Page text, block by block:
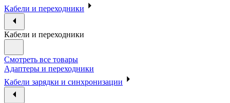
Кабели и переходники
Кабели и переходники
Смотреть все товары
Адаптеры и переходники
Кабели зарядки и синхронизации